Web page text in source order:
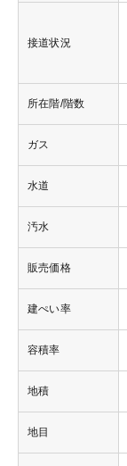
接道状況
所在階/階数
ガス
水道
汚水
販売価格
建ぺい率
容積率
地積
地目